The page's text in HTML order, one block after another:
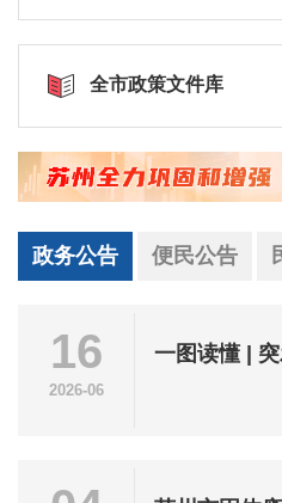
全市政策文件库
政务公告 便民公告
16
2026-06
一图读懂 |